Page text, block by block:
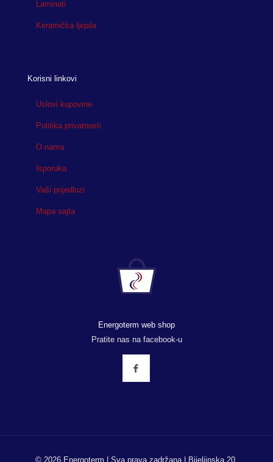
Laminati
Keramička ljepila
Korisni linkovi
Uslovi kupovine
Politika privatnosti
O nama
Isporuka
Vaši prijedlozi
Mapa sajta
Energoterm web shop
Pratite nas na facebook-u
© 2026 Energoterm | Sva prava zadržana | Bijeljinska 20,